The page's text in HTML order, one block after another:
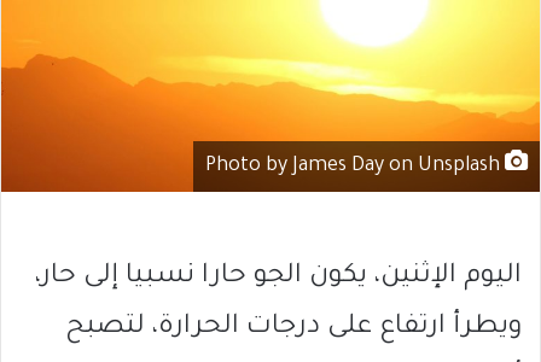
اليوم الإثنين، يكون الجو حارا نسبيا إلى حار،
ويطرأ ارتفاع على درجات الحرارة، لتصبح